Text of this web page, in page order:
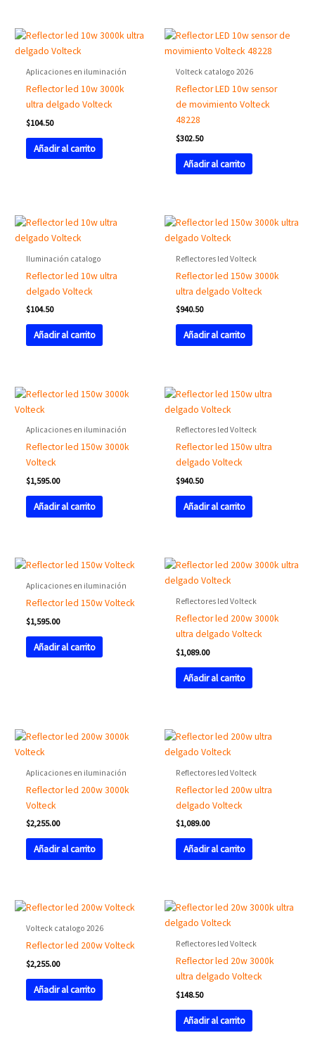
Aplicaciones en iluminación
Reflector led 10w 3000k
ultra delgado Volteck
$104.50
Añadir al carrito
Volteck catalogo 2026
Reflector LED 10w sensor
de movimiento Volteck
48228
$302.50
Añadir al carrito
Iluminación catalogo
Reflector led 10w ultra
delgado Volteck
$104.50
Añadir al carrito
Reflectores led Volteck
Reflector led 150w 3000k
ultra delgado Volteck
$940.50
Añadir al carrito
Aplicaciones en iluminación
Reflector led 150w 3000k
Volteck
$1,595.00
Añadir al carrito
Reflectores led Volteck
Reflector led 150w ultra
delgado Volteck
$940.50
Añadir al carrito
Aplicaciones en iluminación
Reflector led 150w Volteck
$1,595.00
Añadir al carrito
Reflectores led Volteck
Reflector led 200w 3000k
ultra delgado Volteck
$1,089.00
Añadir al carrito
Aplicaciones en iluminación
Reflector led 200w 3000k
Volteck
$2,255.00
Añadir al carrito
Reflectores led Volteck
Reflector led 200w ultra
delgado Volteck
$1,089.00
Añadir al carrito
Volteck catalogo 2026
Reflector led 200w Volteck
$2,255.00
Añadir al carrito
Reflectores led Volteck
Reflector led 20w 3000k
ultra delgado Volteck
$148.50
Añadir al carrito